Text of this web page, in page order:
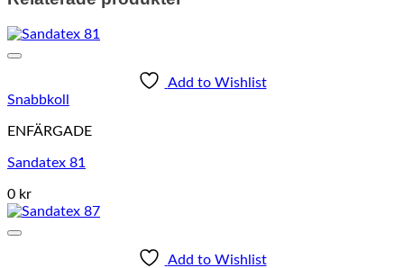
Add to Wishlist
Snabbkoll
ENFÄRGADE
Sandatex 81
0 kr
Add to Wishlist